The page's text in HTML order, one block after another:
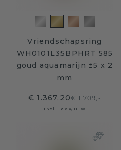
Vriendschapsring
WH0101L35BPHRT 585
goud aquamarijn ±5 x 2
mm
€ 1.367,20€ 1.709,-
Excl. Tax & BTW